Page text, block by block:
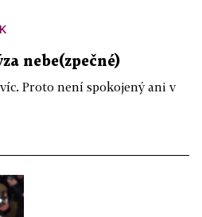
nebe(zpečné)
Proto není spokojený ani v